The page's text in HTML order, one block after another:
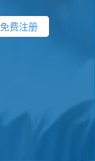
免费注册